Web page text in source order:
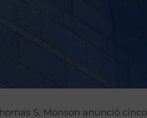
S. Monson anunció cinco